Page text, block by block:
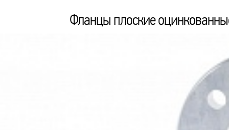
Фланцы плоские